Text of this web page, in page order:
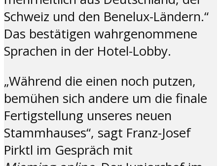
Schweiz und den Benelux-Ländern.“
Das bestätigen wahrgenommene
Sprachen in der Hotel-Lobby.
„Während die einen noch putzen,
bemühen sich andere um die finale
Fertigstellung unseres neuen
Stammhauses“, sagt Franz-Josef
Pirktl im Gespräch mit